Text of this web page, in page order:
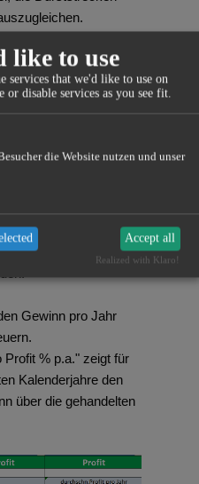
Beharrlichkeit,
Freude am Traden
einem Trader
meine
Start des Live-
sind im
Gewinn pro Jahr
Profit % p.a." zeigt für
Kalenderjahre den
über die gehandelten
like to use
services that we'd like to use on
disable services as you see fit.
die Website nutzen und unser
Accept all
Realized with Klaro!